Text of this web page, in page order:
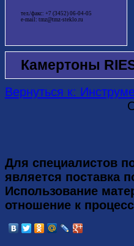
тел./факс: +7 (3452) 06-04-05
e-mail: tmz@tmz-steklo.ru
Камертоны
Вернуться к:
Для специалистов
является поставка
Использование
отношение к